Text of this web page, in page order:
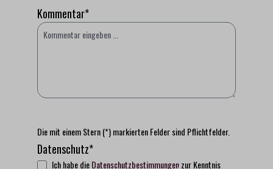
Kommentar*
Die mit einem Stern (*) markierten Felder sind Pflichtfelder.
Datenschutz*
Ich habe dieDatenschutzbestimmungenzur Kenntnis